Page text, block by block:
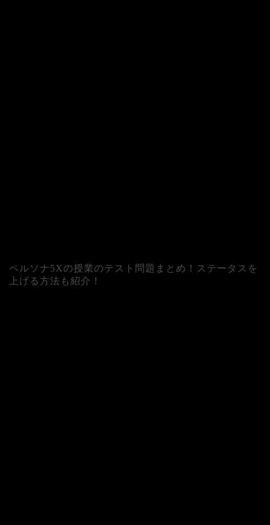
ペルソナ5Xの授業のテスト問題まとめ！ステータスを
上げる方法も紹介！